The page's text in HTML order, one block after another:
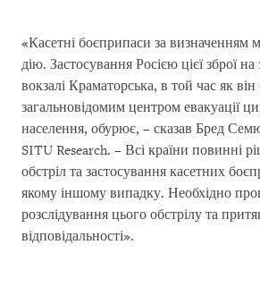
«Касетні боєприпаси за визначенням
дію. Застосування Росією цієї зброї
вокзалі Краматорська, в той час як він
загальновідомим центром евакуації
населення, обурює, – сказав Бред
SITU Research. – Всі країни повинні
обстріл та застосування касетних
якому іншому випадку. Необхідно
розслідування цього обстрілу та
відповідальності».